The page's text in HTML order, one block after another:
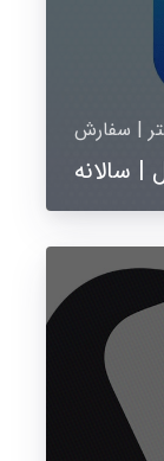
| سفارش
| سالانه